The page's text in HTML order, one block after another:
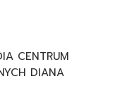
CENTRUM
DIANA